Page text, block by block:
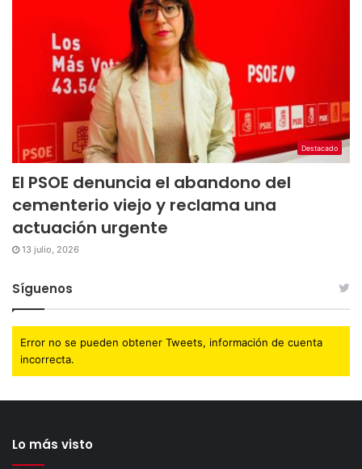
Destacado
El PSOE denuncia el abandono del
cementerio viejo y reclama una
actuación urgente
13 julio, 2026
Síguenos
Error no se pueden obtener Tweets, información de cuenta
incorrecta.
Lo más visto